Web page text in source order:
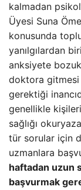
kalmadan
Üyesi Suna
konusunda
yanılgılardan
anksiyete
doktora
gerektiği
genellikle
sağlığı
tür sorular için
uzmanlara
haftadan uzun
başvurmak